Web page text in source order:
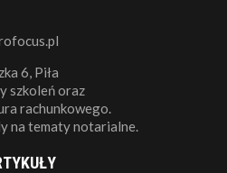
6, Piła
szkoleń oraz
rachunkowego.
na tematy notarialne.